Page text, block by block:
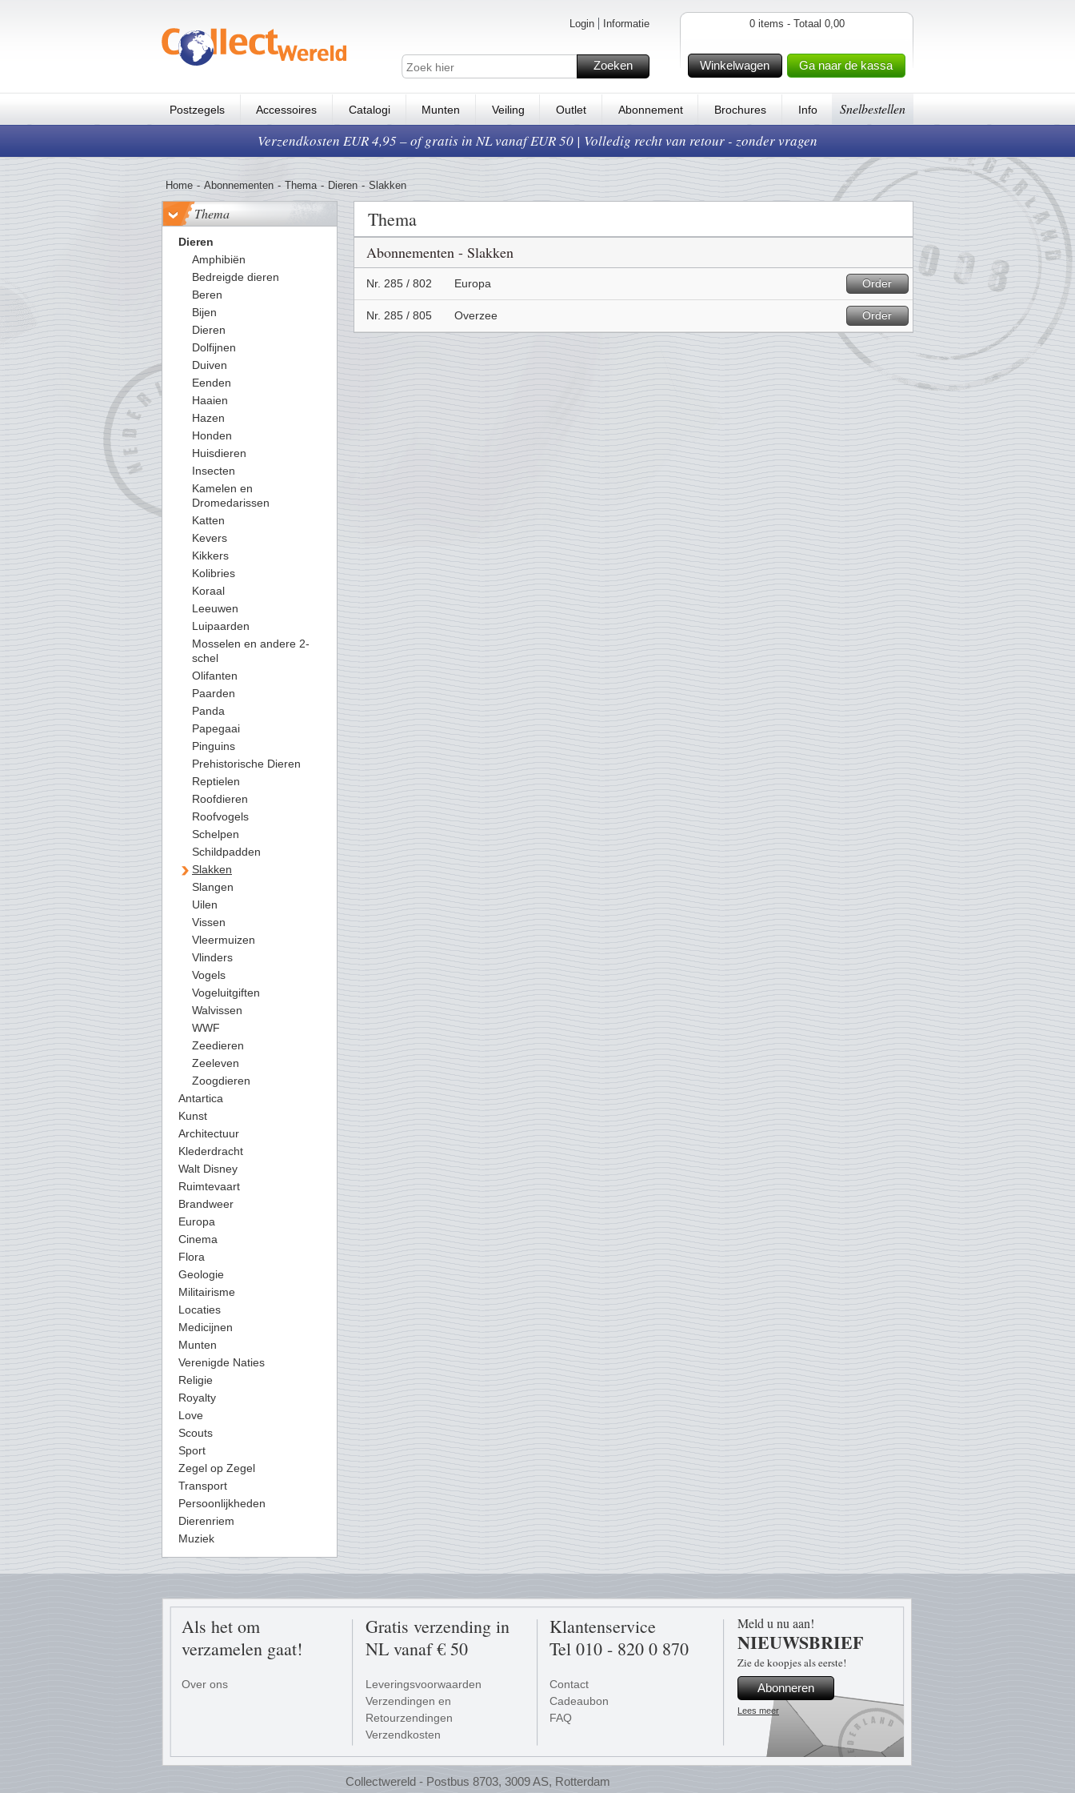
Login Informatie
Zoeken
0 items - Totaal 0,00
Winkelwagen Ga naar de kassa
Postzegels Accessoires Catalogi Munten Veiling Outlet Abonnement Brochures Info Snelbestellen
Verzendkosten EUR 4,95 – of gratis in NL vanaf EUR 50 | Volledig recht van retour - zonder vragen
Home - Abonnementen - Thema - Dieren - Slakken
Thema
Dieren
Amphibiën
Bedreigde dieren
Beren
Bijen
Dieren
Dolfijnen
Duiven
Eenden
Haaien
Hazen
Honden
Huisdieren
Insecten
Kamelen en
Dromedarissen
Katten
Kevers
Kikkers
Kolibries
Koraal
Leeuwen
Luipaarden
Mosselen en andere 2-
schel
Olifanten
Paarden
Panda
Papegaai
Pinguins
Prehistorische Dieren
Reptielen
Roofdieren
Roofvogels
Schelpen
Schildpadden
Slakken
Slangen
Uilen
Vissen
Vleermuizen
Vlinders
Vogels
Vogeluitgiften
Walvissen
WWF
Zeedieren
Zeeleven
Zoogdieren
Antartica
Kunst
Architectuur
Klederdracht
Walt Disney
Ruimtevaart
Brandweer
Europa
Cinema
Flora
Geologie
Militairisme
Locaties
Medicijnen
Munten
Verenigde Naties
Religie
Royalty
Love
Scouts
Sport
Zegel op Zegel
Transport
Persoonlijkheden
Dierenriem
Muziek
Thema
Abonnementen - Slakken
Nr. 285 / 802 Europa Order
Nr. 285 / 805 Overzee Order
Als het om
verzamelen gaat!
Over ons
Gratis verzending in
NL vanaf € 50
Leveringsvoorwaarden
Verzendingen en
Retourzendingen
Verzendkosten
Klantenservice
Tel 010 - 820 0 870
Contact
Cadeaubon
FAQ
Meld u nu aan!
NIEUWSBRIEF
Zie de koopjes als eerste!
Abonneren
Lees meer
Collectwereld - Postbus 8703, 3009 AS, Rotterdam